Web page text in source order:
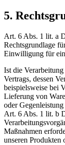
5.
Art. 6 Abs. 1 lit. a
Rechtsgrundlage
Einwilligung für
Ist die
Vertrags, dessen
beispielsweise bei
Lieferung von
oder
Art. 6 Abs. 1 lit. b
Maßnahmen
unseren Produkten